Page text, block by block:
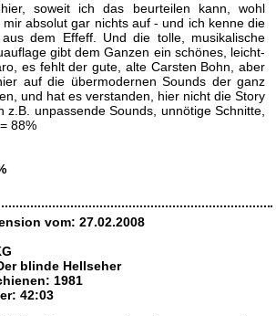
soweit ich das beurteilen kann, wohl
absolut gar nichts auf - und ich kenne die
dem Effeff. Und die tolle, musikalische
gibt dem Ganzen ein schönes, leicht-
es fehlt der gute, alte Carsten Bohn, aber
auf die übermodernen Sounds der ganz
und hat es verstanden, hier nicht die Story
z.B. unpassende Sounds, unnötige Schnitte,
88%
vom: 27.02.2008
blinde Hellseher
1981
42:03